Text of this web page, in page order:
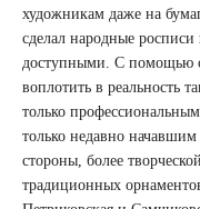
художникам даже на
сделал народные
доступными. С помощью
воплотить в реальность
только
только недавно начавшим
стороны, более
традиционных